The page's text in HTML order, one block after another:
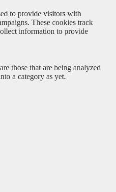
to provide visitors with
These cookies track
information to provide
those that are being analyzed
a category as yet.